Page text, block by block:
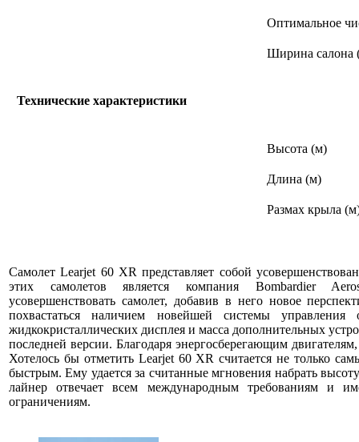
Оптимальное
Ширина салона
Технические характеристики
Высота (м)
Длина (м)
Размах крыла
Самолет Learjet 60 XR представляет собой
этих самолетов является компания Bombardier
усовершенствовать самолет, добавив в него новое
похвастаться наличием новейшей системы
жидкокристаллических дисплея и масса дополнительных
последней версии. Благодаря энергосберегающим
Хотелось бы отметить Learjet 60 XR считается не только
быстрым. Ему удается за считанные мгновения набрать
лайнер отвечает всем международным требованиям и
ограничениям.